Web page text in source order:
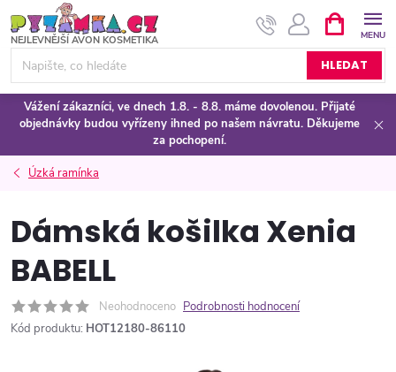
na
obsah
HLEDAT
NÁKUPNÍ
KOŠÍK
Vážení zákazníci, ve dnech 1.8. - 8.8. máme dovolenou. Přijaté
objednávky budou vyřízeny ihned po našem návratu. Děkujeme
za pochopení.
Úzká ramínka
Dámská košilka Xenia
BABELL
Neohodnoceno Podrobnosti hodnocení
Kód produktu: HOT12180-86110